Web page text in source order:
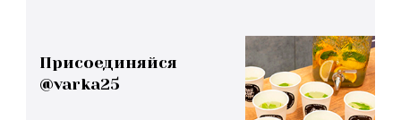
Присоединяйся
@varka25